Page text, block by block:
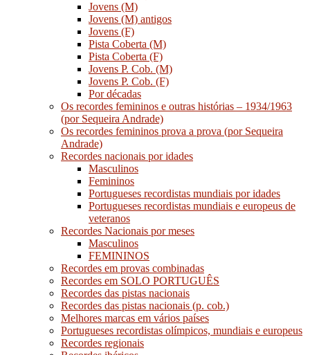
Jovens (M)
Jovens (M) antigos
Jovens (F)
Pista Coberta (M)
Pista Coberta (F)
Jovens P. Cob. (M)
Jovens P. Cob. (F)
Por décadas
Os recordes femininos e outras histórias – 1934/1963
(por Sequeira Andrade)
Os recordes femininos prova a prova (por Sequeira
Andrade)
Recordes nacionais por idades
Masculinos
Femininos
Portugueses recordistas mundiais por idades
Portugueses recordistas mundiais e europeus de
veteranos
Recordes Nacionais por meses
Masculinos
FEMININOS
Recordes em provas combinadas
Recordes em SOLO PORTUGUÊS
Recordes das pistas nacionais
Recordes das pistas nacionais (p. cob.)
Melhores marcas em vários países
Portugueses recordistas olímpicos, mundiais e europeus
Recordes regionais